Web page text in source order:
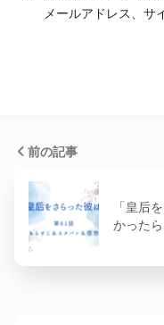
メールアドレス、サ
前の記事
「皇后
かったら